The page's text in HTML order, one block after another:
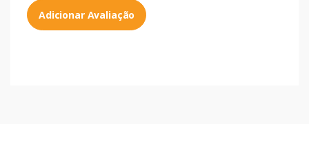
Adicionar Avaliação